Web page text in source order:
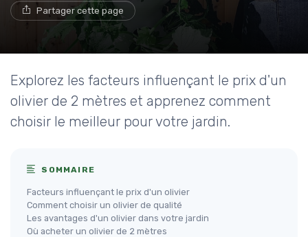
Partager cette page
Explorez les facteurs influençant le prix d'un
olivier de 2 mètres et apprenez comment
choisir le meilleur pour votre jardin.
SOMMAIRE
Facteurs influençant le prix d'un olivier
Comment choisir un olivier de qualité
Les avantages d'un olivier dans votre jardin
Où acheter un olivier de 2 mètres